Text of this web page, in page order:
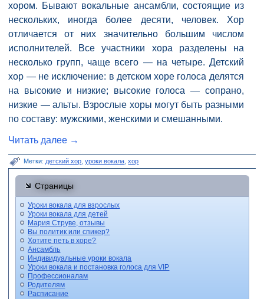
хором. Бывают вокальные ансамбли, состоящие из
нескольких, иногда более десяти, человек. Хор
отличается от них значительно большим числом
исполнителей. Все участники хора разделены на
несколько групп, чаще всего — на четыре. Детский
хор — не исключение: в детском хоре голоса делятся
на высокие и низкие; высокие голоса — сопрано,
низкие — альты. Взрослые хоры могут быть разными
по составу: мужскими, женскими и смешанными.
Читать далее →
Метки: детский хор ,уроки вокала ,хор
Страницы
Уроки вокала для взрослых
Уроки вокала для детей
Мария Струве, отзывы
Вы политик или спикер?
Хотите петь в хоре?
Ансамбль
Индивидуальные уроки вокала
Уроки вокала и постановка голоса для VIP
Профессионалам
Родителям
Расписание